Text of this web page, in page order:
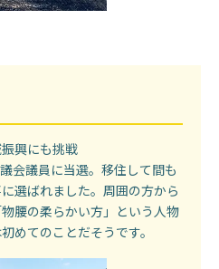
興にも挑戦
会議員に当選。移住して間も
選ばれました。周囲の方から
腰の柔らかい方」という人物
めてのことだそうです。